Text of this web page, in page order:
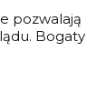
pozwalają
Bogaty